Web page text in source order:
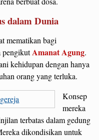
dalam Dunia
mematikan bagi
pengikutAmanat Agung.
kehidupan dengan hanya
orang yang terluka.
Konsep
mereka
terbatas dalam gedung
dikondisikan untuk